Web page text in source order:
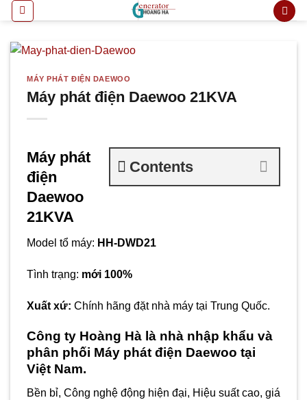
qua
nội
MÁY PHÁT ĐIỆN DAEWOO
Máy phát điện Daewoo 21KVA
Contents
Máy phát
điện
Daewoo
21KVA
Model tổ máy: HH-DWD21
Tình trạng: mới 100%
Xuất xứ: Chính hãng đặt nhà máy tại Trung Quốc.
Công ty Hoàng Hà là nhà nhập khẩu và
phân phối Máy phát điện Daewoo tại
Việt Nam.
Bền bỉ, Công nghệ động hiện đại, Hiệu suất cao, giá